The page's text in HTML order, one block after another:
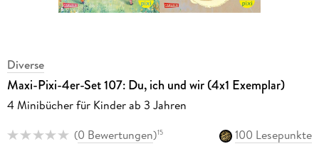
Diverse
Maxi-Pixi-4er-Set 107: Du, ich und wir (4x1 Exemplar)
4 Minibücher für Kinder ab 3 Jahren
(0 Bewertungen)15
100 Lesepunkte